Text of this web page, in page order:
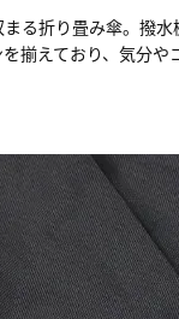
る折り畳み傘。撥
揃えており、気分